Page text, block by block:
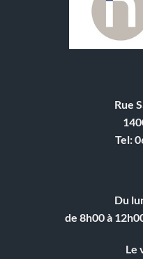
Rue
Tel:
Du
de 8h00 à
Le